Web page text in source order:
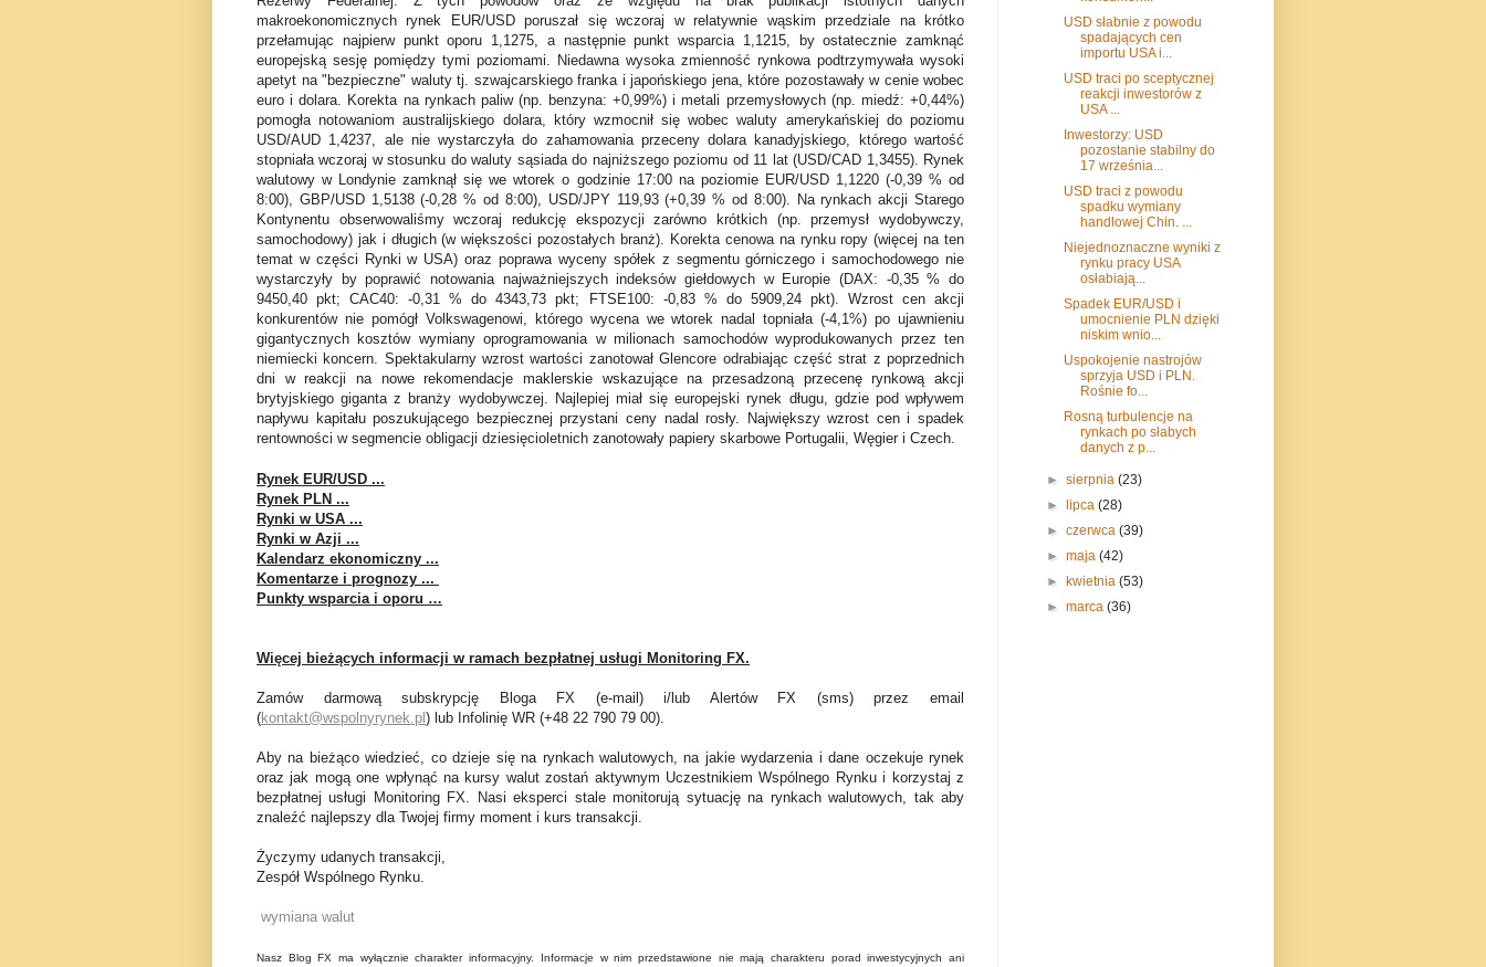
makroekonomicznych rynek EUR/USD poruszał się wczoraj w relatywnie wąskim przedziale na krótko
przełamując najpierw punkt oporu 1,1275, a następnie punkt wsparcia 1,1215, by ostatecznie zamknąć
europejską sesję pomiędzy tymi poziomami. Niedawna wysoka zmienność rynkowa podtrzymywała wysoki
apetyt na "bezpieczne" waluty tj. szwajcarskiego franka i japońskiego jena, które pozostawały w cenie wobec
euro i dolara. Korekta na rynkach paliw (np. benzyna: +0,99%) i metali przemysłowych (np. miedź: +0,44%)
pomogła notowaniom australijskiego dolara, który wzmocnił się wobec waluty amerykańskiej do poziomu
USD/AUD 1,4237, ale nie wystarczyła do zahamowania przeceny dolara kanadyjskiego, którego wartość
stopniała wczoraj w stosunku do waluty sąsiada do najniższego poziomu od 11 lat (USD/CAD 1,3455). Rynek
walutowy w Londynie zamknął się we wtorek o godzinie 17:00 na poziomie EUR/USD 1,1220 (-0,39 % od
8:00), GBP/USD 1,5138 (-0,28 % od 8:00), USD/JPY 119,93 (+0,39 % od 8:00). Na rynkach akcji Starego
Kontynentu obserwowaliśmy wczoraj redukcję ekspozycji zarówno krótkich (np. przemysł wydobywczy,
samochodowy) jak i długich (w większości pozostałych branż). Korekta cenowa na rynku ropy (więcej na ten
temat w części Rynki w USA) oraz poprawa wyceny spółek z segmentu górniczego i samochodowego nie
wystarczyły by poprawić notowania najważniejszych indeksów giełdowych w Europie (DAX: -0,35 % do
9450,40 pkt; CAC40: -0,31 % do 4343,73 pkt; FTSE100: -0,83 % do 5909,24 pkt). Wzrost cen akcji
konkurentów nie pomógł Volkswagenowi, którego wycena we wtorek nadal topniała (-4,1%) po ujawnieniu
gigantycznych kosztów wymiany oprogramowania w milionach samochodów wyprodukowanych przez ten
niemiecki koncern. Spektakularny wzrost wartości zanotował Glencore odrabiając część strat z poprzednich
dni w reakcji na nowe rekomendacje maklerskie wskazujące na przesadzoną przecenę rynkową akcji
brytyjskiego giganta z branży wydobywczej. Najlepiej miał się europejski rynek długu, gdzie pod wpływem
napływu kapitału poszukującego bezpiecznej przystani ceny nadal rosły. Największy wzrost cen i spadek
rentowności w segmencie obligacji dziesięcioletnich zanotowały papiery skarbowe Portugalii, Węgier i Czech.
Rynek EUR/USD ...
Rynek PLN ...
Rynki w USA ...
Rynki w Azji ...
Kalendarz ekonomiczny ...
Komentarze i prognozy ...
Punkty wsparcia i oporu …
Więcej bieżących informacji w ramach bezpłatnej usługi Monitoring FX.
Zamów darmową subskrypcję Bloga FX (e-mail) i/lub Alertów FX (sms) przez email
(kontakt@wspolnyrynek.pl ) lub Infolinię WR (+48 22 790 79 00).
Aby na bieżąco wiedzieć, co dzieje się na rynkach walutowych, na jakie wydarzenia i dane oczekuje rynek
oraz jak mogą one wpłynąć na kursy walut zostań aktywnym Uczestnikiem Wspólnego Rynku i korzystaj z
bezpłatnej usługi Monitoring FX. Nasi eksperci stale monitorują sytuację na rynkach walutowych, tak aby
znaleźć najlepszy dla Twojej firmy moment i kurs transakcji.
Życzymy udanych transakcji,
Zespół Wspólnego Rynku.
wymiana walut
Nasz Blog FX ma wyłącznie charakter informacyjny. Informacje w nim przedstawione nie mają charakteru porad inwestycyjnych ani
USD słabnie z powodu
spadających cen
importu USA i...
USD traci po sceptycznej
reakcji inwestorów z
USA ...
Inwestorzy: USD
pozostanie stabilny do
17 września...
USD traci z powodu
spadku wymiany
handlowej Chin. ...
Niejednoznaczne wyniki z
rynku pracy USA
osłabiają...
Spadek EUR/USD i
umocnienie PLN dzięki
niskim wnio...
Uspokojenie nastrojów
sprzyja USD i PLN.
Rośnie fo...
Rosną turbulencje na
rynkach po słabych
danych z p...
►sierpnia(23)
►lipca(28)
►czerwca(39)
►maja(42)
►kwietnia(53)
►marca(36)